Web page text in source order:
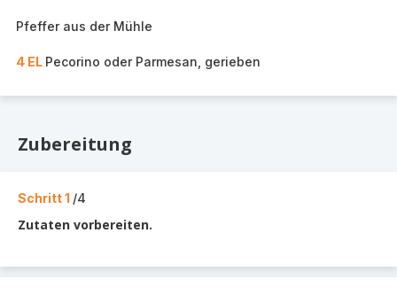
Pfeffer aus der Mühle
4 EL Pecorino oder Parmesan, gerieben
Zubereitung
Schritt 1 /4
Zutaten vorbereiten.